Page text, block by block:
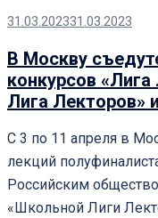
31.03.202331.03.2023
В Москву
конкурсов
Лига Лекторов»
С 3 по 11 апреля в
лекций
Российским
«Школьной Лиги